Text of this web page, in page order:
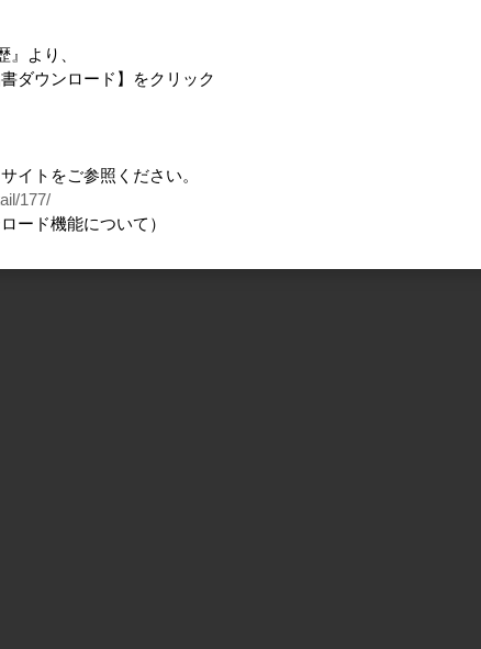
より、
ウンロード】をクリック
イトをご参照ください。
177/
ード機能について）